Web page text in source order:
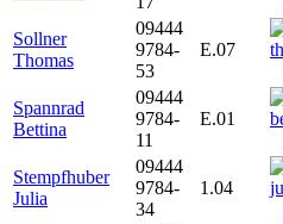
Sollner
Thomas
09444
9784-
53
E.07
Spannrad
Bettina
09444
9784-
11
E.01
Stempfhuber
Julia
09444
9784-
34
1.04